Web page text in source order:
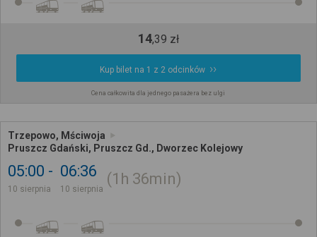
14,39 zł
Kup bilet na 1 z 2 odcinków
Cena całkowita dla jednego pasażera bez ulgi
Trzepowo, Mściwoja
Pruszcz Gdański, Pruszcz Gd., Dworzec Kolejowy
05:00
10 sierpnia
06:36
10 sierpnia
1h 36min